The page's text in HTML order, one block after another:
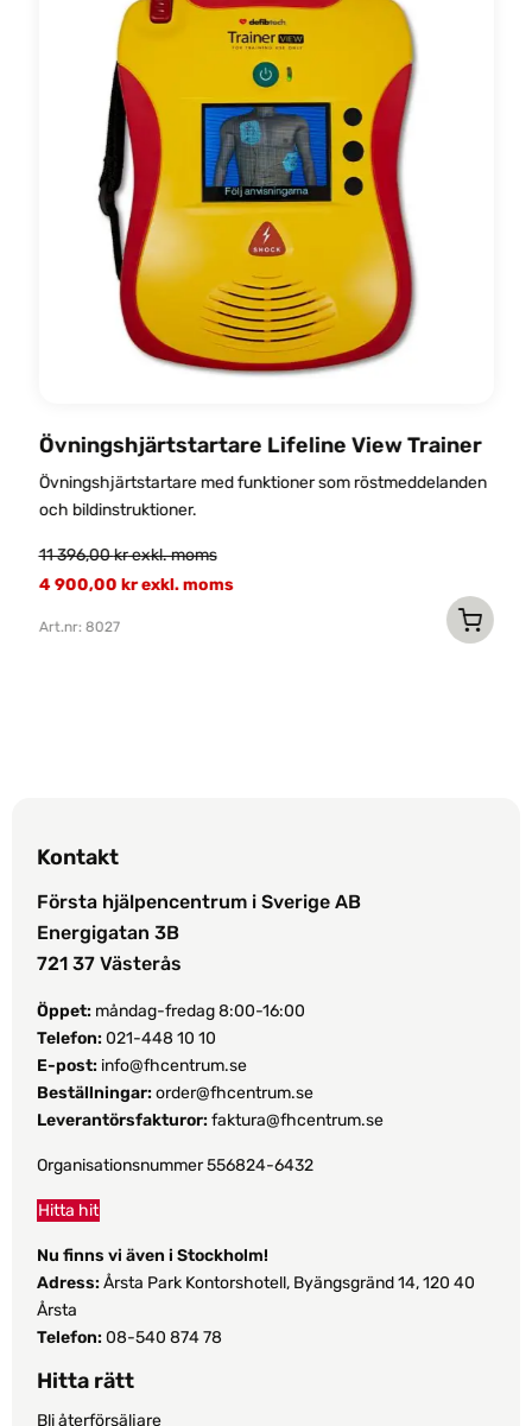
Övningshjärtstartare Lifeline View Trainer
Övningshjärtstartare med funktioner som röstmeddelanden
och bildinstruktioner.
11 396,00krexkl. moms
4 900,00 krexkl. moms
Art.nr: 8027
Kontakt
Första hjälpencentrum i Sverige AB
Energigatan 3B
721 37 Västerås
Öppet: måndag-fredag 8:00-16:00
Telefon:021-448 10 10
E-post: info@fhcentrum.se
Beställningar: order@fhcentrum.se
Leverantörsfakturor: faktura@fhcentrum.se
Organisationsnummer 556824-6432
Hitta hit
Nu finns vi även i Stockholm!
Adress: Årsta Park Kontorshotell, Byängsgränd 14, 120 40
Årsta
Telefon: 08-540 874 78
Hitta rätt
Bli återförsäljare